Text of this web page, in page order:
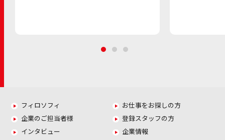
フィロソフィ
お仕事をお探しの方
企業のご担当者様
登録スタッフの方
インタビュー
企業情報